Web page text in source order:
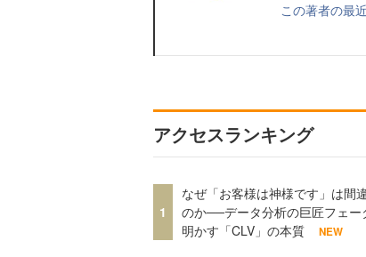
この著者の最
アクセスランキング
1
なぜ「お客様は神様です」は間
のか──データ分析の巨匠フェー
明かす「CLV」の本質
NEW